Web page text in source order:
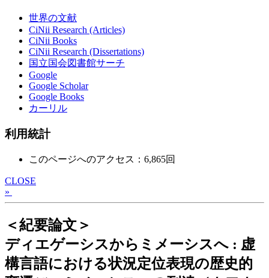
世界の文献
CiNii Research (Articles)
CiNii Books
CiNii Research (Dissertations)
国立国会図書館サーチ
Google
Google Scholar
Google Books
カーリル
利用統計
このページへのアクセス：6,865回
CLOSE
»
＜紀要論文＞
ディエゲーシスからミメーシスへ : 虚
構言語における状況定位表現の歴史的